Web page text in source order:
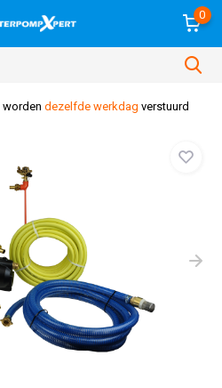
0
worden dezelfde werkdag verstuurd